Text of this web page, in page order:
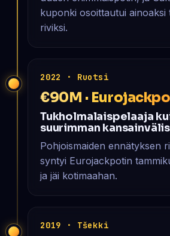
kuponki osoittautui ainoaksi
riviksi.
2022 · Ruotsi
€90M ·
Tukholmalaispelaaja
suurimman
Pohjoismaiden ennätyksen
syntyi Eurojackpotin
ja jäi kotimaahan.
2019 · Tšekki